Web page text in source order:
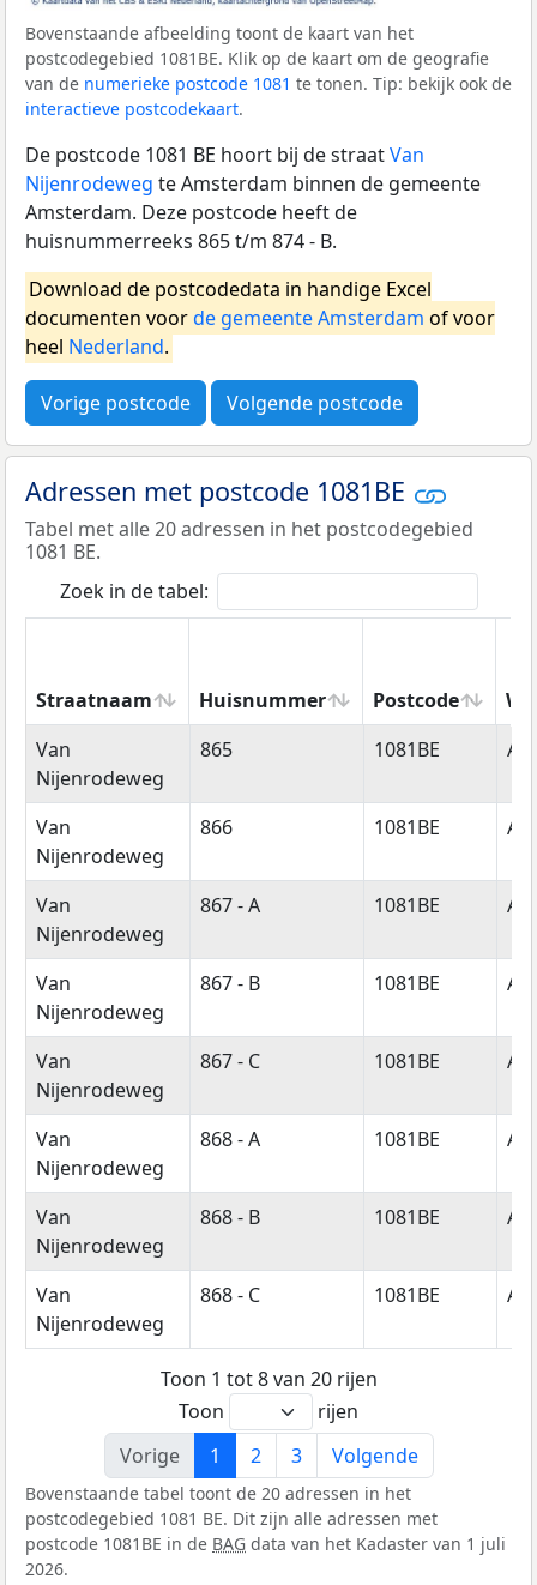
Bovenstaande afbeelding toont de kaart van het
postcodegebied 1081BE. Klik op de kaart om de geografie
van de numerieke postcode 1081 te tonen. Tip: bekijk ook de
interactieve postcodekaart.
De postcode 1081 BE hoort bij de straatVan
Nijenrodeweg te Amsterdam binnen de gemeente
Amsterdam. Deze postcode heeft de
huisnummerreeks 865 t/m 874 - B.
Download de postcodedata in handige Excel
documenten voorde gemeente Amsterdam of voor
heel Nederland.
Vorige postcode Volgende postcode
Adressen met postcode 1081BE
Tabel met alle 20 adressen in het postcodegebied
1081 BE.
Zoek in de tabel:
Straatnaam Huisnummer Postcode
Straatnaam
Huisnummer Postcode
Van
Nijenrodeweg
865 1081BE
Van
Nijenrodeweg
866 1081BE
Van
Nijenrodeweg
867 - A 1081BE
Van
Nijenrodeweg
867 - B 1081BE
Van
Nijenrodeweg
867 - C 1081BE
Van
Nijenrodeweg
868 - A 1081BE
Van
Nijenrodeweg
868 - B 1081BE
Van
Nijenrodeweg
868 - C 1081BE
Toon 1 tot 8 van 20 rijen
Toon
rijen
Vorige
1 2 3 Volgende
Bovenstaande tabel toont de 20 adressen in het
postcodegebied 1081 BE. Dit zijn alle adressen met
postcode 1081BE in de BAG data van het Kadaster van 1 juli
2026.